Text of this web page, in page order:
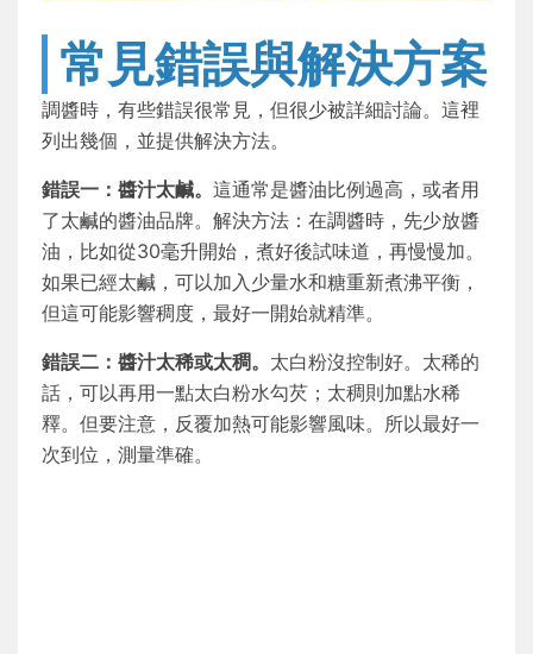
常見錯誤與解決方案
調醬時，有些錯誤很常見，但很少被詳細討論。這裡
列出幾個，並提供解決方法。
錯誤一：醬汁太鹹。 這通常是醬油比例過高，或者用
了太鹹的醬油品牌。解決方法：在調醬時，先少放醬
油，比如從30毫升開始，煮好後試味道，再慢慢加。
如果已經太鹹，可以加入少量水和糖重新煮沸平衡，
但這可能影響稠度，最好一開始就精準。
錯誤二：醬汁太稀或太稠。 太白粉沒控制好。太稀的
話，可以再用一點太白粉水勾芡；太稠則加點水稀
釋。但要注意，反覆加熱可能影響風味。所以最好一
次到位，測量準確。